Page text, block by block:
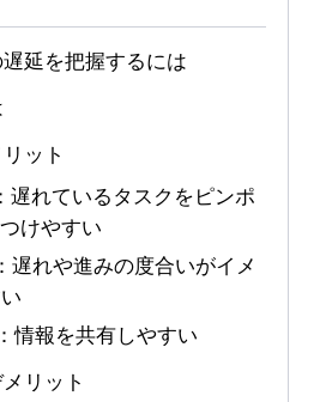
延を把握するには
ット
遅れているタスクをピンポ
けやすい
遅れや進みの度合いがイメ
情報を共有しやすい
リット